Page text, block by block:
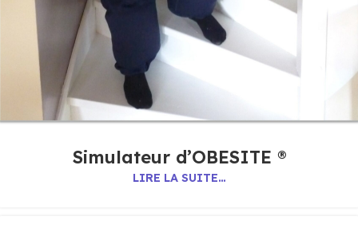
Simulateur d’OBESITE ®
LIRE LA SUITE…